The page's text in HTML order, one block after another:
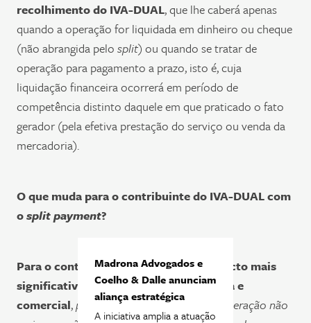
recolhimento do IVA-DUAL, que lhe caberá apenas
quando a operação for liquidada em dinheiro ou cheque
(não abrangida pelo split) ou quando se tratar de
operação para pagamento a prazo, isto é, cuja
liquidação financeira ocorrerá em período de
competência distinto daquele em que praticado o fato
gerador (pela efetiva prestação do serviço ou venda da
mercadoria).
O que muda para o contribuinte do IVA-DUAL com
osplit payment?
Para o contribuinte/fornecedor, o impacto mais
significativo será de natureza financeira e
comercial,pois os tributos devidos pela operação não
Madrona Advogados e
Coelho & Dalle anunciam
aliança estratégica
A iniciativa amplia a atuação